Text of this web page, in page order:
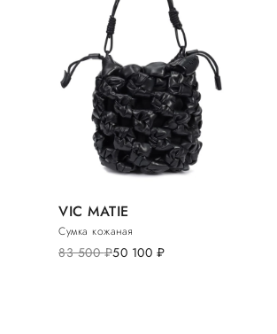
VIC MATIE
Сумка кожаная
83 500руб.50 100 руб.